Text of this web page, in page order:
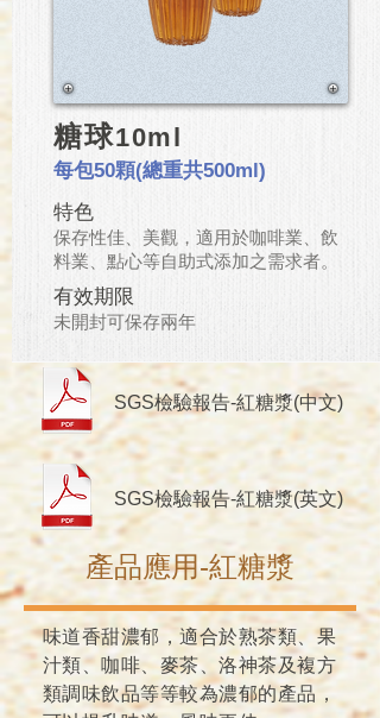
糖球10ml
每包50顆(總重共500ml)
特色
保存性佳、美觀，適用於咖啡業、飲
料業、點心等自助式添加之需求者。
有效期限
​未開封可保存兩年
​SGS檢驗報告-紅糖漿(中文)
​SGS檢驗報告-紅糖漿(英文)
​產品應用-紅糖漿
味道香甜濃郁，適合於熟茶類、果
汁類、咖啡、麥茶、洛神茶及複方
類調味飲品等等較為濃郁的產品，